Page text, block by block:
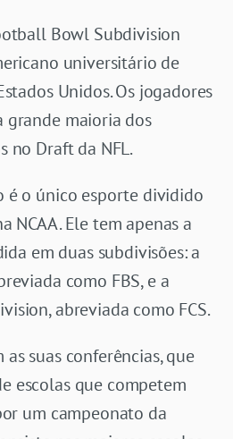
Bowl Subdivision
universitário de
Unidos. Os jogadores
grande maioria dos
no Draft da NFL.
é o único esporte dividido
NCAA. Ele tem apenas a
em duas subdivisões: a
como FBS, e a
abreviada como FCS.
suas conferências, que
escolas que competem
um campeonato da